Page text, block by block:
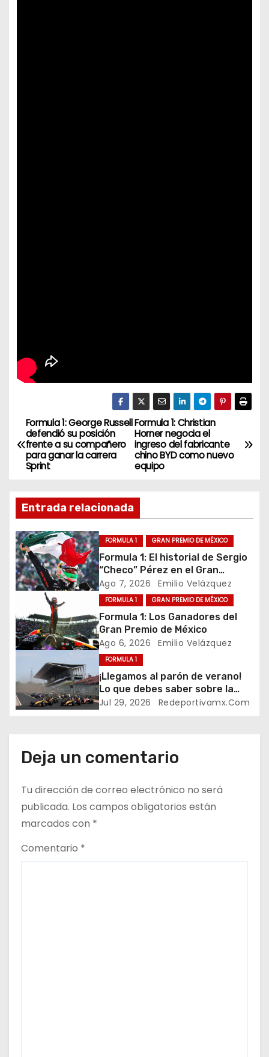
N
a
e
g
a
c
ó
n
d
e
n
t
r
a
d
Formula 1: Christian
Horner negocia el
ingreso del fabricante
chino BYD como nuevo
equipo
Formula 1: George Russell
defendió su posición
frente a su compañero
para ganar la carrera
Sprint
Entrada relacionada
FORMULA 1 GRAN PREMIO DE MÉXICO
Formula 1: El historial de Sergio
“Checo” Pérez en el Gran
Premio de México
Ago 7, 2026 Emilio Velázquez
FORMULA 1 GRAN PREMIO DE MÉXICO
Formula 1: Los Ganadores del
Gran Premio de México
Ago 6, 2026 Emilio Velázquez
FORMULA 1
¡Llegamos al parón de verano!
Lo que debes saber sobre la
mitad de la temporada 2026 de
Jul 29, 2026 Redeportivamx.com
Deja un comentario
Tu dirección de correo electrónico no será
publicada. Los campos obligatorios están
marcados con *
Comentario *